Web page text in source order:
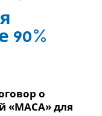
90%
о
«МАСА» для